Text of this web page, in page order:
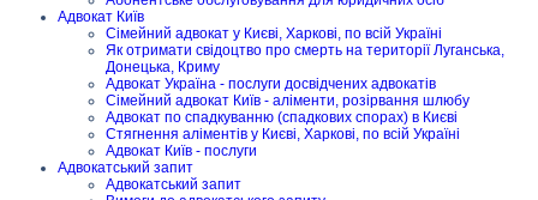
Адвокат Київ
Сімейний адвокат у Києві, Харкові, по всій Україні
Як отримати свідоцтво про смерть на території Луганська,
Донецька, Криму
Адвокат Україна - послуги досвідчених адвокатів
Сімейний адвокат Київ - аліменти, розірвання шлюбу
Адвокат по спадкуванню (спадкових спорах) в Києві
Стягнення аліментів у Києві, Харкові, по всій Україні
Адвокат Київ - послуги
Адвокатський запит
Адвокатський запит